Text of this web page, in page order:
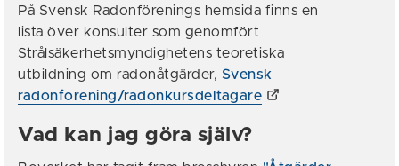
På Svensk Radonförenings hemsida finns en
lista över konsulter som genomfört
Strålsäkerhetsmyndighetens teoretiska
utbildning om radonåtgärder, Svensk
radonforening/radonkursdeltagare
Vad kan jag göra själv?